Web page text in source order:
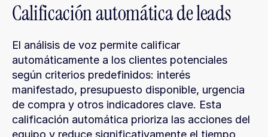
Calificación automática de leads
El análisis de voz permite calificar
automáticamente a los clientes potenciales
según criterios predefinidos: interés
manifestado, presupuesto disponible, urgencia
de compra y otros indicadores clave. Esta
calificación automática prioriza las acciones del
equipo y reduce significativamente el tiempo